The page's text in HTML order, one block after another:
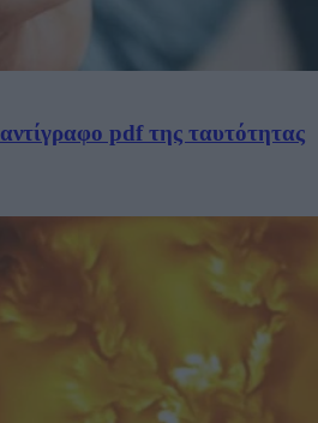
pdf της ταυτότητας